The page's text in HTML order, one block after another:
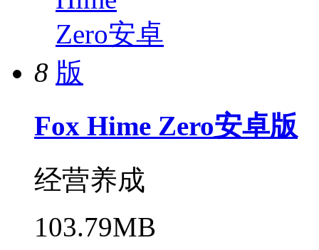
8
Fox Hime Zero安卓版
经营养成
103.79MB